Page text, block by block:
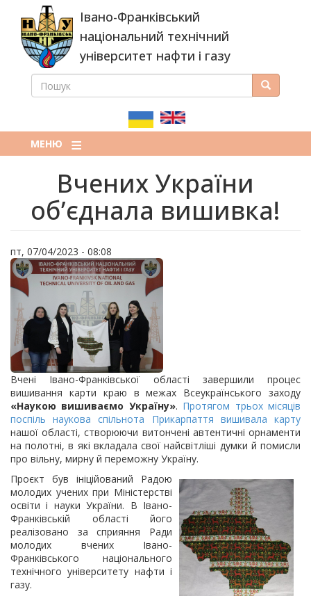
основного
вмісту
Івано-Франківський
національний технічний
університет нафти і газу
ПОШУКОВА
ПОШУК Пошук
МЕНЮ
Вчених України
об’єднала вишивка!
пт, 07/04/2023 - 08:08
Вчені Івано-Франківської області завершили процес
вишивання карти краю в межах Всеукраїнського заходу
«Наукою вишиваємо Україну». Протягом трьох місяців
поспіль наукова спільнота Прикарпаття вишивала карту
нашої області, створюючи витончені автентичні орнаменти
на полотні, в які вкладала свої найсвітліші думки й помисли
про вільну, мирну й переможну Україну.
Проєкт був ініційований Радою
молодих учених при Міністерстві
освіти і науки України. В Івано-
Франківській області його
реалізовано за сприяння Ради
молодих вчених Івано-
Франківського національного
технічного університету нафти і
газу.